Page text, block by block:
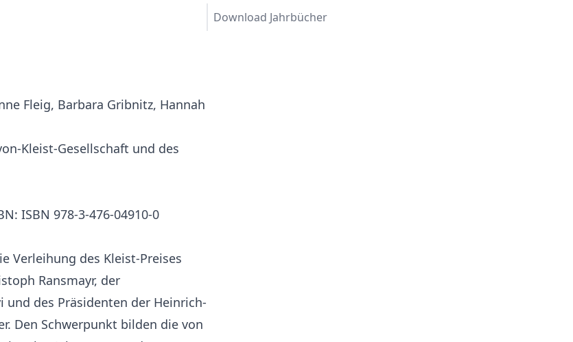
Fleig, Barbara Gribnitz, Hannah
Kleist-Gesellschaft und des
ISBN 978-3-476-04910-0
Verleihung des Kleist-Preises
Ransmayr, der
und des Präsidenten der Heinrich-
Den Schwerpunkt bilden die von
Download Jahrbücher